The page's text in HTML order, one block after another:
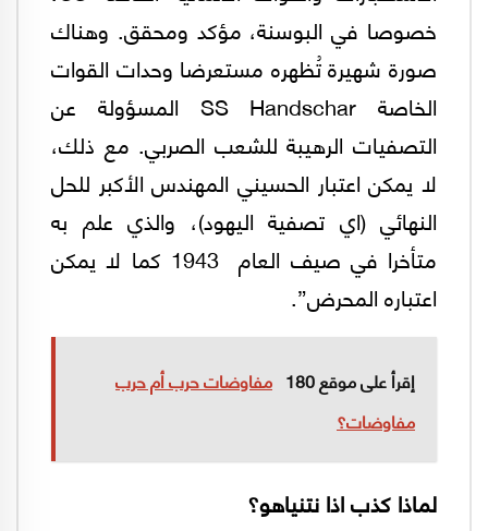
خصوصا في البوسنة، مؤكد ومحقق. وهناك
صورة شهيرة تُظهره مستعرضا وحدات القوات
الخاصة SS Handschar المسؤولة عن
التصفيات الرهيبة للشعب الصربي. مع ذلك،
لا يمكن اعتبار الحسيني المهندس الأكبر للحل
النهائي (اي تصفية اليهود)، والذي علم به
متأخرا في صيف العام 1943 كما لا يمكن
اعتباره المحرض”.
إقرأ على موقع 180
مفاوضات حرب أم حرب
مفاوضات؟
لماذا كذب اذا نتنياهو؟